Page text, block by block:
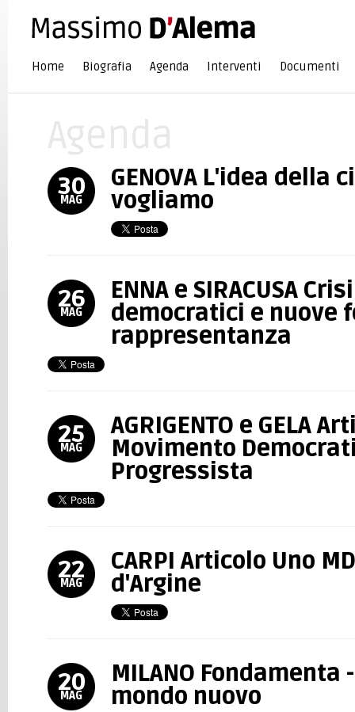
Home Biografia Agenda Interventi Documenti
30
MAG
GENOVA L'idea della
vogliamo
26
MAG
ENNA e SIRACUSA
democratici e nuove
rappresentanza
25
MAG
AGRIGENTO e GELA
Movimento
Progressista
22
MAG
CARPI Articolo Uno
d'Argine
20
MAG
MILANO
mondo nuovo